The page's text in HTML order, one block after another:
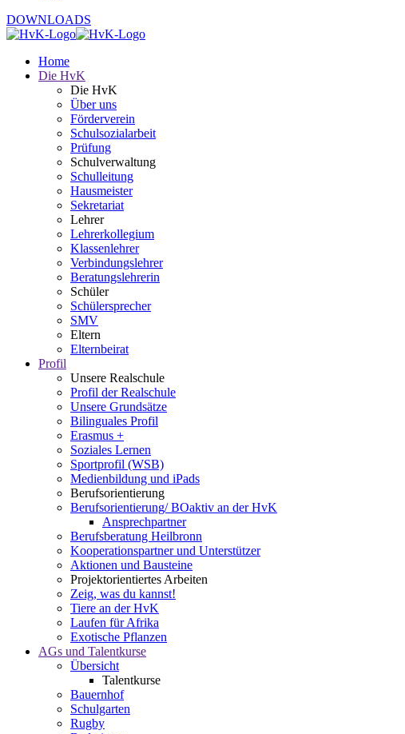
DOWNLOADS
Home
Die HvK
Die HvK
Über uns
Förderverein
Schulsozialarbeit
Prüfung
Schulverwaltung
Schulleitung
Hausmeister
Sekretariat
Lehrer
Lehrerkollegium
Klassenlehrer
Verbindungslehrer
Beratungslehrerin
Schüler
Schülersprecher
SMV
Eltern
Elternbeirat
Profil
Unsere Realschule
Profil der Realschule
Unsere Grundsätze
Bilinguales Profil
Erasmus +
Soziales Lernen
Sportprofil (WSB)
Medienbildung und iPads
Berufsorientierung
Berufsorientierung/ BOaktiv an der HvK
Ansprechpartner
Berufsberatung Heilbronn
Kooperationspartner und Unterstützer
Aktionen und Bausteine
Projektorientiertes Arbeiten
Zeig, was du kannst!
Tiere an der HvK
Laufen für Afrika
Exotische Pflanzen
AGs und Talentkurse
Übersicht
Talentkurse
Bauernhof
Schulgarten
Rugby